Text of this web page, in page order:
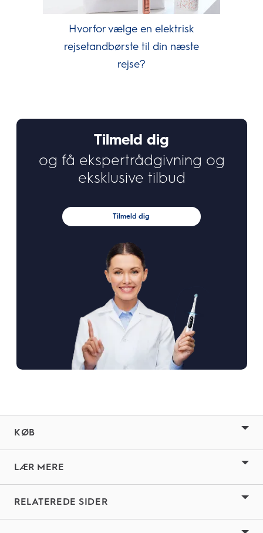
Hvorfor vælge en elektrisk
rejsetandbørste til din næste
rejse?
Tilmeld dig
og få ekspertrådgivning og
eksklusive tilbud
Tilmeld dig
KØB
LÆR MERE
RELATEREDE SIDER